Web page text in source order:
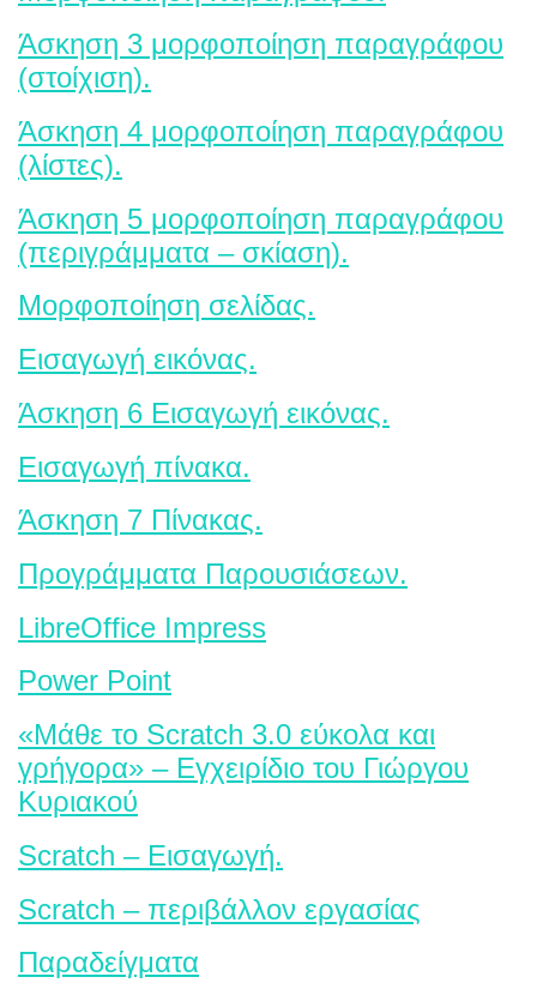
Άσκηση 3 μορφοποίηση παραγράφου
(στοίχιση).
Άσκηση 4 μορφοποίηση παραγράφου
(λίστες).
Άσκηση 5 μορφοποίηση παραγράφου
(περιγράμματα – σκίαση).
Μορφοποίηση σελίδας.
Εισαγωγή εικόνας.
Άσκηση 6 Εισαγωγή εικόνας.
Εισαγωγή πίνακα.
Άσκηση 7 Πίνακας.
Προγράμματα Παρουσιάσεων.
LibreOffice Impress
Power Point
«Μάθε το Scratch 3.0 εύκολα και
γρήγορα» – Εγχειρίδιο του Γιώργου
Κυριακού
Scratch – Εισαγωγή.
Scratch – περιβάλλον εργασίας
Παραδείγματα